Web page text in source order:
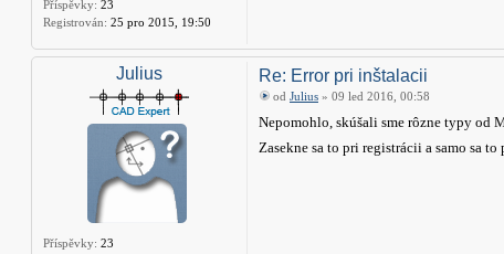
Příspěvky: 23
Registrován: 25 pro 2015, 19:50
Julius
Příspěvky: 23
Re: Error pri inštalacii
od Julius » 09 led 2016, 00:58
Nepomohlo, skúšali sme rôzne typy od
Zasekne sa to pri registrácii a samo sa